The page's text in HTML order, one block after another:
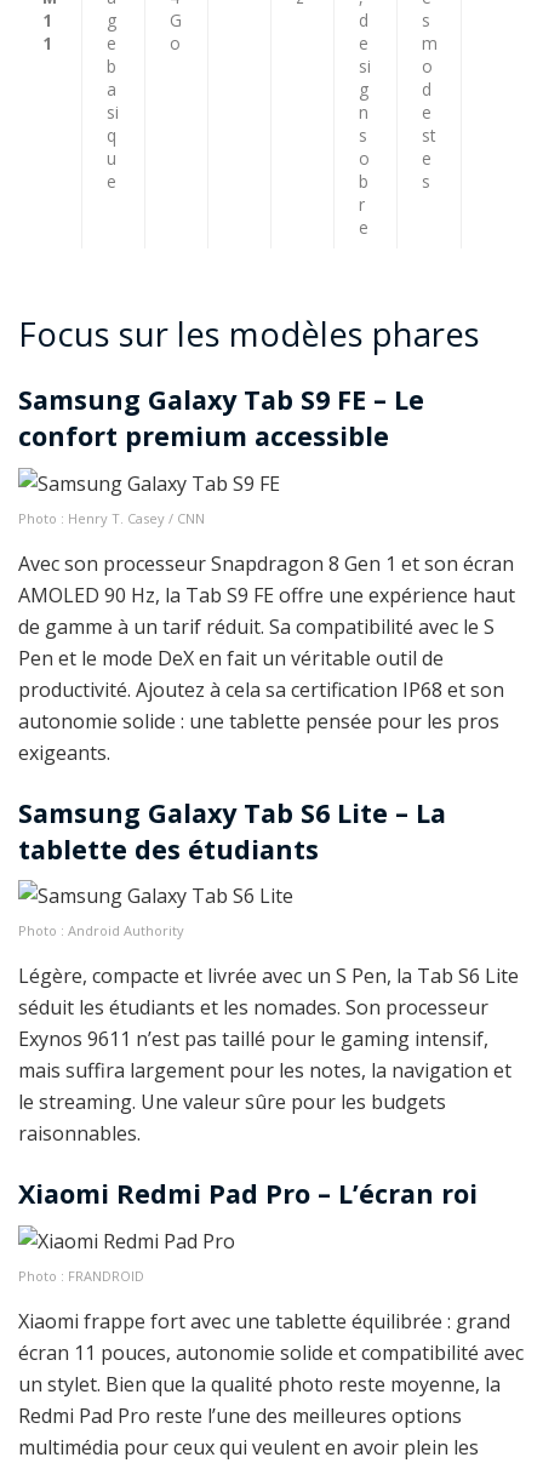
1
1
g
e
b
a
si
q
u
e
G
o
d
e
si
g
n
s
o
b
r
e
s
m
o
d
e
st
e
s
Focus sur les modèles phares
Samsung Galaxy Tab S9 FE – Le
confort premium accessible
Photo : Henry T. Casey / CNN
Avec son processeur Snapdragon 8 Gen 1 et son écran
AMOLED 90 Hz, la Tab S9 FE offre une expérience haut
de gamme à un tarif réduit. Sa compatibilité avec le S
Pen et le mode DeX en fait un véritable outil de
productivité. Ajoutez à cela sa certification IP68 et son
autonomie solide : une tablette pensée pour les pros
exigeants.
Samsung Galaxy Tab S6 Lite – La
tablette des étudiants
Photo : Android Authority
Légère, compacte et livrée avec un S Pen, la Tab S6 Lite
séduit les étudiants et les nomades. Son processeur
Exynos 9611 n’est pas taillé pour le gaming intensif,
mais suffira largement pour les notes, la navigation et
le streaming. Une valeur sûre pour les budgets
raisonnables.
Xiaomi Redmi Pad Pro – L’écran roi
Photo : FRANDROID
Xiaomi frappe fort avec une tablette équilibrée : grand
écran 11 pouces, autonomie solide et compatibilité avec
un stylet. Bien que la qualité photo reste moyenne, la
Redmi Pad Pro reste l’une des meilleures options
multimédia pour ceux qui veulent en avoir plein les